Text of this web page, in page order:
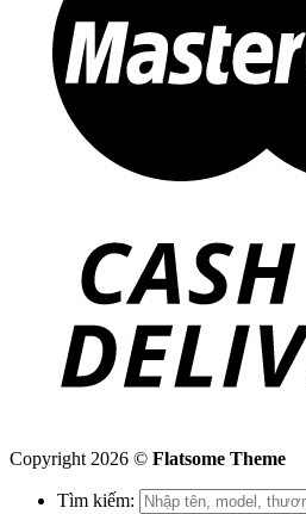
Copyright 2026 © Flatsome Theme
Tìm kiếm: